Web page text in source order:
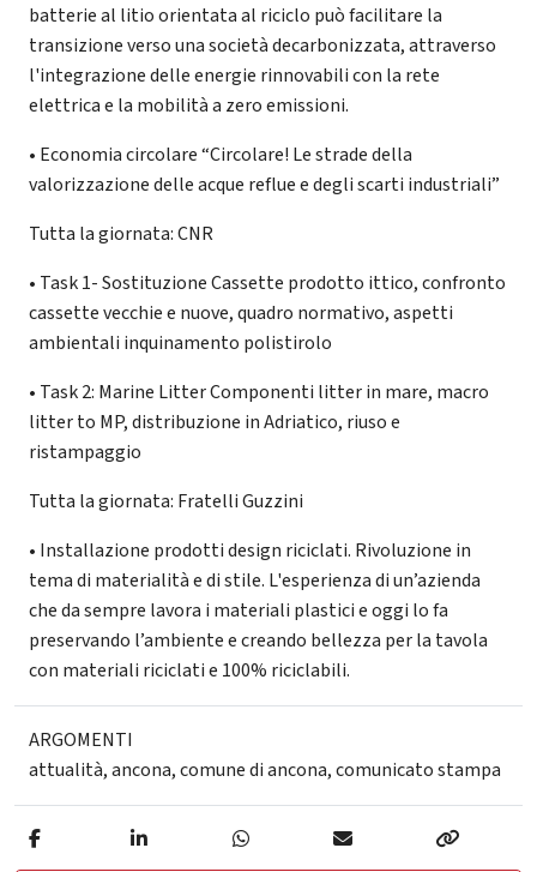
batterie al litio orientata al riciclo può facilitare la
transizione verso una società decarbonizzata, attraverso
l'integrazione delle energie rinnovabili con la rete
elettrica e la mobilità a zero emissioni.
• Economia circolare “Circolare! Le strade della
valorizzazione delle acque reflue e degli scarti industriali”
Tutta la giornata: CNR
• Task 1- Sostituzione Cassette prodotto ittico, confronto
cassette vecchie e nuove, quadro normativo, aspetti
ambientali inquinamento polistirolo
• Task 2: Marine Litter Componenti litter in mare, macro
litter to MP, distribuzione in Adriatico, riuso e
ristampaggio
Tutta la giornata: Fratelli Guzzini
• Installazione prodotti design riciclati. Rivoluzione in
tema di materialità e di stile. L'esperienza di un’azienda
che da sempre lavora i materiali plastici e oggi lo fa
preservando l’ambiente e creando bellezza per la tavola
con materiali riciclati e 100% riciclabili.
ARGOMENTI
attualità,ancona,comune di ancona,comunicato stampa